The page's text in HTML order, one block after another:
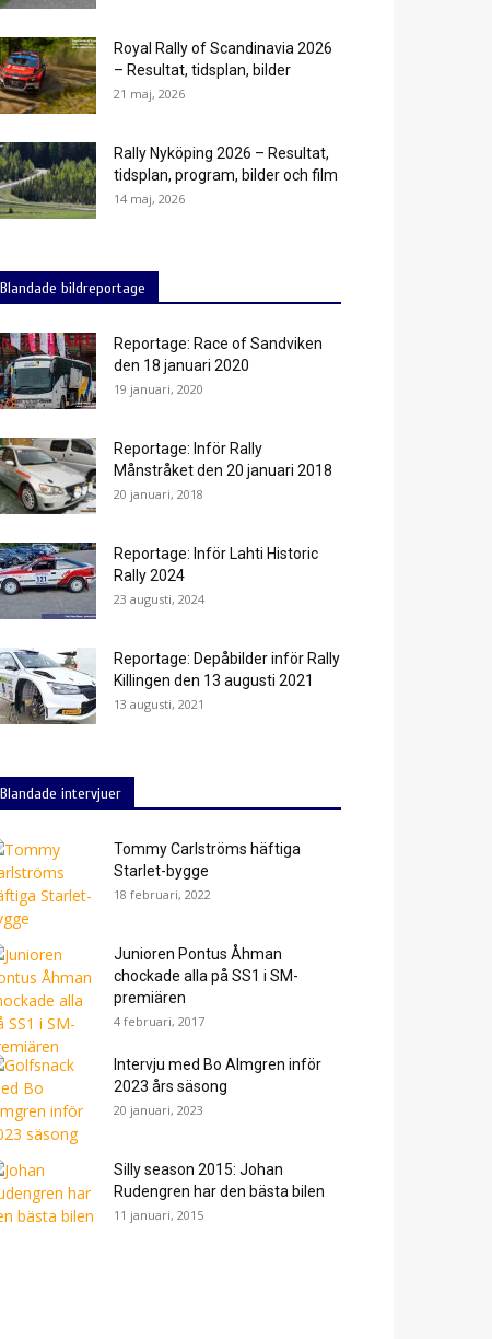
Royal Rally of Scandinavia 2026
– Resultat, tidsplan, bilder
21 maj, 2026
Rally Nyköping 2026 – Resultat,
tidsplan, program, bilder och film
14 maj, 2026
Blandade bildreportage
Reportage: Race of Sandviken
den 18 januari 2020
19 januari, 2020
Reportage: Inför Rally
Månstråket den 20 januari 2018
20 januari, 2018
Reportage: Inför Lahti Historic
Rally 2024
23 augusti, 2024
Reportage: Depåbilder inför Rally
Killingen den 13 augusti 2021
13 augusti, 2021
Blandade intervjuer
Tommy Carlströms häftiga
Starlet-bygge
18 februari, 2022
Junioren Pontus Åhman
chockade alla på SS1 i SM-
premiären
4 februari, 2017
Intervju med Bo Almgren inför
2023 års säsong
20 januari, 2023
Silly season 2015: Johan
Rudengren har den bästa bilen
11 januari, 2015